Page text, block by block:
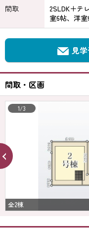
間取
2SLDK＋テ
室6帖、洋
見
間取・区画
全2棟
1/3